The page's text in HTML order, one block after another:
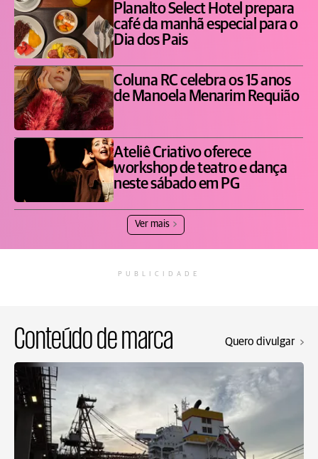
Planalto Select Hotel prepara
café da manhã especial para o
Dia dos Pais
Coluna RC celebra os 15 anos
de Manoela Menarim Requião
Ateliê Criativo oferece
workshop de teatro e dança
neste sábado em PG
Ver mais
PUBLICIDADE
Conteúdo de marca Quero divulgar